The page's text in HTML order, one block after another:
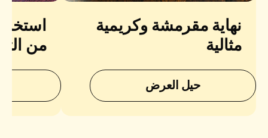
نهاية مقرمشة وكريمية
مثالية
حيل العرض
من
نكهة